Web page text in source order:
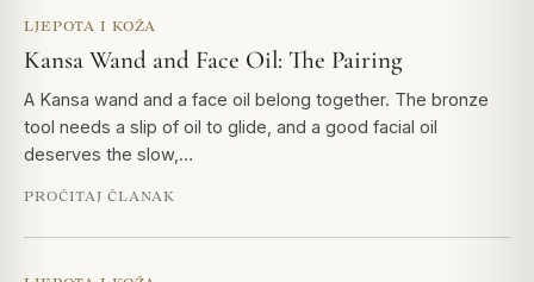
LJEPOTA I KOŽA
Kansa Wand and Face Oil: The Pairing
A Kansa wand and a face oil belong together. The bronze
tool needs a slip of oil to glide, and a good facial oil
deserves the slow,…
PROČITAJ ČLANAK